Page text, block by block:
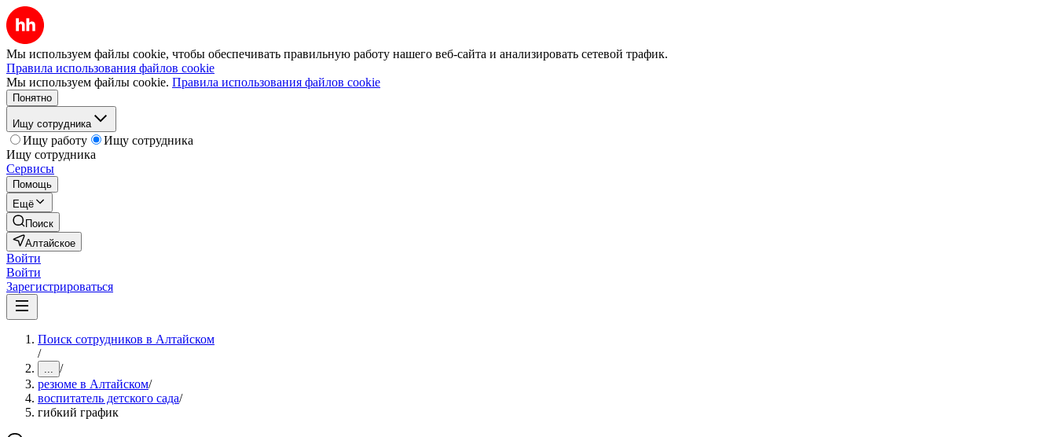
Мы используем файлы cookie, чтобы обеспечивать правильную работу нашего веб-сайта и анализировать сетевой трафик.
Правила использования файлов cookie
Мы используем файлы cookie. Правила использования файлов cookie
Понятно
Ищу сотрудника
Ищу работу
Ищу сотрудника
Ищу сотрудника
Сервисы
Помощь
Ещё
Поиск
Алтайское
Войти
Войти
Зарегистрироваться
Поиск сотрудников в Алтайском
/
... /
резюме в Алтайском/
воспитатель детского сада/
гибкий график